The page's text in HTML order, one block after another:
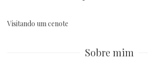
Visitando um cenote
Sobre mim